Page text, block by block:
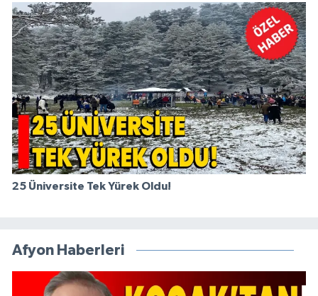
25 Üniversite Tek Yürek Oldu!
Afyon Haberleri